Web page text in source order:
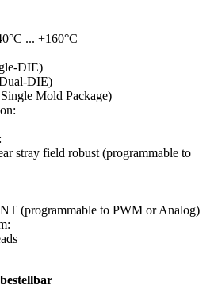
... +160°C
DIE)
DIE)
Mold Package)
stray field robust (programmable to
(programmable to PWM or Analog)